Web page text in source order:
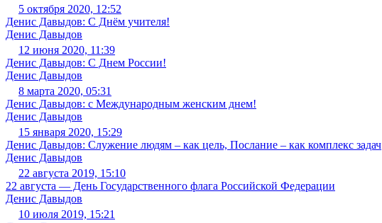
5 октября 2020, 12:52
Денис Давыдов: С Днём учителя!
Денис Давыдов
12 июня 2020, 11:39
Денис Давыдов: С Днем России!
Денис Давыдов
8 марта 2020, 05:31
Денис Давыдов: с Международным женским днем!
Денис Давыдов
15 января 2020, 15:29
Денис Давыдов: Служение людям – как цель, Послание – как комплекс задач
Денис Давыдов
22 августа 2019, 15:10
22 августа — День Государственного флага Российской Федерации
Денис Давыдов
10 июля 2019, 15:21